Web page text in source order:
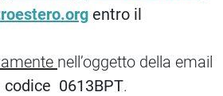
entro il
nell’oggetto della email
codice 0613BPT.